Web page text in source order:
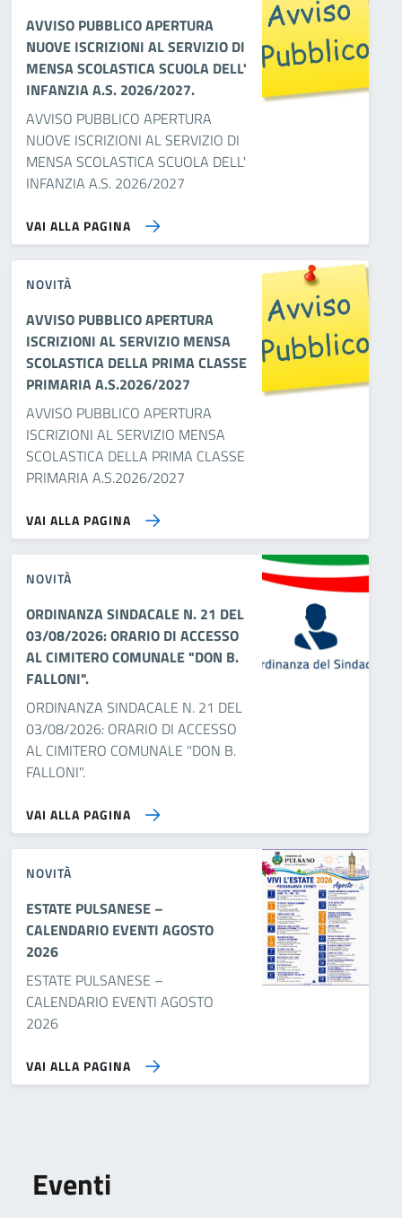
AVVISO PUBBLICO APERTURA
NUOVE ISCRIZIONI AL SERVIZIO DI
MENSA SCOLASTICA SCUOLA DELL'
INFANZIA A.S. 2026/2027.
AVVISO PUBBLICO APERTURA
NUOVE ISCRIZIONI AL SERVIZIO DI
MENSA SCOLASTICA SCUOLA DELL'
INFANZIA A.S. 2026/2027
VAI ALLA PAGINA
NOVITÀ
AVVISO PUBBLICO APERTURA
ISCRIZIONI AL SERVIZIO MENSA
SCOLASTICA DELLA PRIMA CLASSE
PRIMARIA A.S.2026/2027
AVVISO PUBBLICO APERTURA
ISCRIZIONI AL SERVIZIO MENSA
SCOLASTICA DELLA PRIMA CLASSE
PRIMARIA A.S.2026/2027
VAI ALLA PAGINA
NOVITÀ
ORDINANZA SINDACALE N. 21 DEL
03/08/2026: ORARIO DI ACCESSO
AL CIMITERO COMUNALE "DON B.
FALLONI".
ORDINANZA SINDACALE N. 21 DEL
03/08/2026: ORARIO DI ACCESSO
AL CIMITERO COMUNALE "DON B.
FALLONI".
VAI ALLA PAGINA
NOVITÀ
ESTATE PULSANESE –
CALENDARIO EVENTI AGOSTO
2026
ESTATE PULSANESE –
CALENDARIO EVENTI AGOSTO
2026
VAI ALLA PAGINA
Eventi